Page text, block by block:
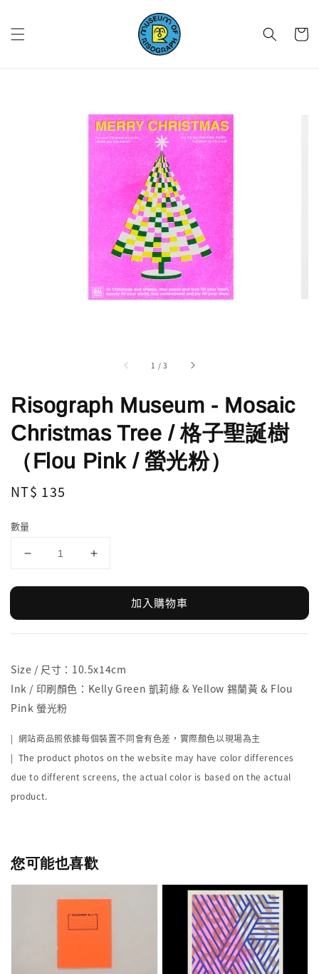
1 /3
Risograph Museum - Mosaic
Christmas Tree / 格子聖誕樹
（Flou Pink / 螢光粉）
Regular
NT$ 135
數量
加入購物車
Size / 尺寸：10.5x14cm
Ink / 印刷顏色：Kelly Green 凱莉綠 & Yellow 錫蘭黃 & Flou
Pink 螢光粉
| 網站商品照依據每個裝置不同會有色差，實際顏色以現場為主
| The product photos on the website may have color differences
due to different screens, the actual color is based on the actual
product.
您可能也喜歡